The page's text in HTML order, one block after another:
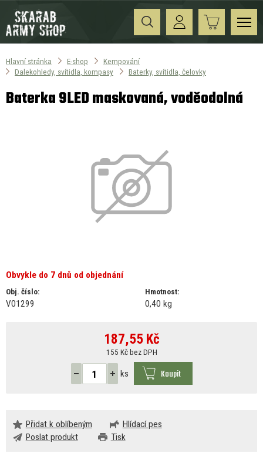
Hlavní stránka E-shop
Kempování
Dalekohledy, svítidla, kompasy
Baterky, svítidla, čelovky
Baterka 9LED maskovaná, voděodolná
Obvykle do 7 dnů od objednání
Obj. číslo:
V01299
Hmotnost:
0,40 kg
187,55 Kč
155 Kč bez DPH
ks Koupit
Přidat k oblíbeným
Hlídací pes
Poslat produkt
Tisk